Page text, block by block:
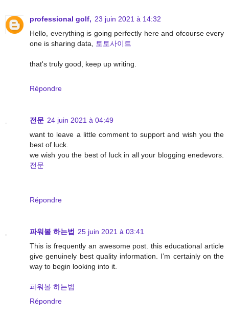
professional golf, 23 juin 2021 à 14:32
Hello, everything is going perfectly here and ofcourse every
one is sharing data,
토토사이트
that's truly good, keep up writing.
Répondre
전문 24 juin 2021 à 04:49
want to leave a little comment to support and wish you the
best of luck.
we wish you the best of luck in all your blogging enedevors.
전문
Répondre
파워볼 하는법
25 juin 2021 à 03:41
This is frequently an awesome post. this educational article
give genuinely best quality information. I’m certainly on the
way to begin looking into it.
파워볼 하는법
Répondre